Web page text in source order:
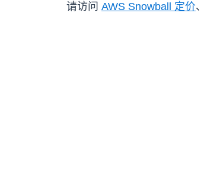
请访问 AWS Snowball 定价、